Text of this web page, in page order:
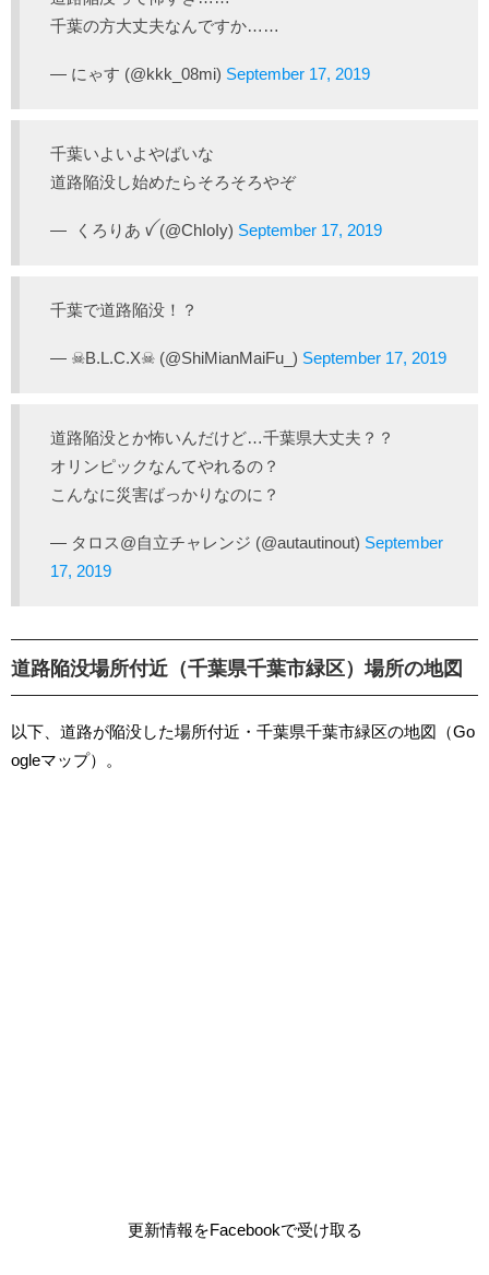
千葉の方大丈夫なんですか……
— にゃす (@kkk_08mi) September 17, 2019
千葉いよいよやばいな
道路陥没し始めたらそろそろやぞ
— ︎︎︎︎ くろりあ ꪜ (@ChIoIy) September 17, 2019
千葉で道路陥没！？
— ☠B.L.C.X☠ (@ShiMianMaiFu_) September 17, 2019
道路陥没とか怖いんだけど…千葉県大丈夫？？
オリンピックなんてやれるの？
こんなに災害ばっかりなのに？
— タロス@自立チャレンジ (@autautinout) September
17, 2019
道路陥没場所付近（千葉県千葉市緑区）場所の地図
以下、道路が陥没した場所付近・千葉県千葉市緑区の地図（Go
ogleマップ）。
更新情報をFacebookで受け取る